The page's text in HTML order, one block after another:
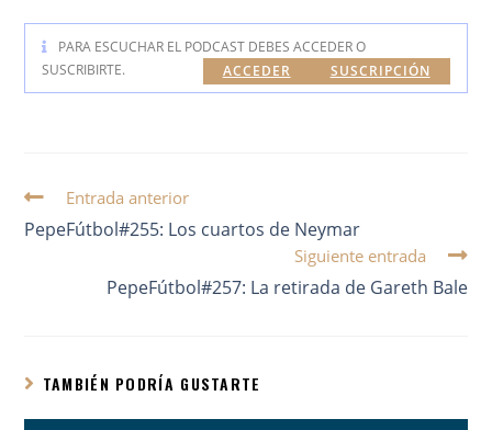
PARA ESCUCHAR EL PODCAST DEBES ACCEDER O
SUSCRIBIRTE.
SUSCRIPCIÓN
ACCEDER
Entrada anterior
PepeFútbol#255: Los cuartos de Neymar
Siguiente entrada
PepeFútbol#257: La retirada de Gareth Bale
TAMBIÉN PODRÍA GUSTARTE